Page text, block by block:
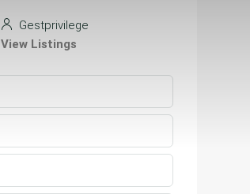
Gestprivilege
View Listings